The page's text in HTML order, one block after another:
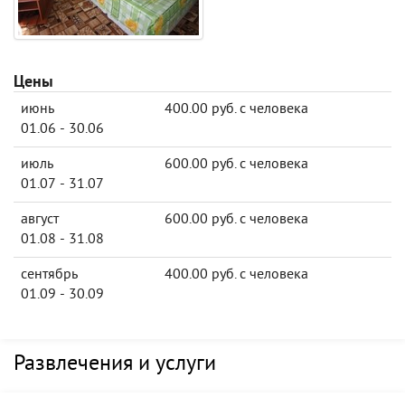
Цены
июнь
01.06 - 30.06
400.00 руб. с человека
июль
01.07 - 31.07
600.00 руб. с человека
август
01.08 - 31.08
600.00 руб. с человека
сентябрь
01.09 - 30.09
400.00 руб. с человека
Развлечения и услуги